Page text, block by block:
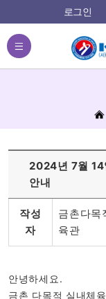
로그인
전체메뉴
홈
2024년 7월 14
안내
작성
자
금촌다목
육관
안녕하세요.
금촌 다목적 실내체